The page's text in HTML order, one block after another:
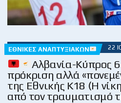
ΕΘΝΙΚΈΣ ΑΝΑΠΤΥΞΙΑΚΏΝ 22
Αλβανία-Κύπρος
πρόκριση αλλά
της Εθνικής Κ18 (Η
από τον τραυματισμό